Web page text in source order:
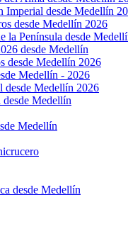
Imperial desde Medellín
desde Medellín 2026
la Península desde
desde Medellín
desde Medellín 2026
Medellín - 2026
desde Medellín 2026
desde Medellín
Medellín
desde Medellín